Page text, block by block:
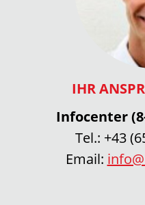
IHR
Infocenter
Tel.: +43
Email: